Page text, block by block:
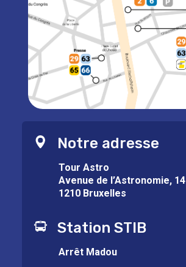
Notre adresse
Tour Astro
Avenue de l’Astronomie, 14
1210 Bruxelles
Station STIB
Arrêt Madou